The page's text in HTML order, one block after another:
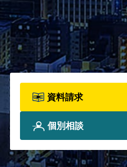
2026年度パンフレット配布開
始！カリキュラム全体、各科目
詳細、院生プロフィールについ
て、詳しく知りたい方は資料請
求フォームからお申込みくださ
い。
資料請求
個別相談